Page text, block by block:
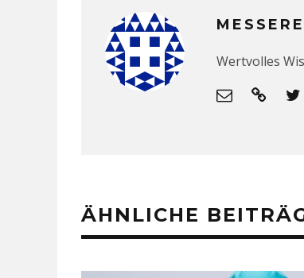
Wertvolles
ÄHNLICHE